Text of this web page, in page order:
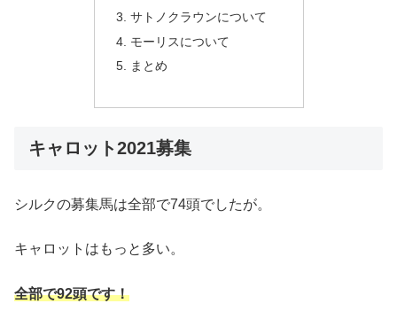
サトノクラウンについて
モーリスについて
まとめ
キャロット2021募集
シルクの募集馬は全部で74頭でしたが。
キャロットはもっと多い。
全部で92頭です！